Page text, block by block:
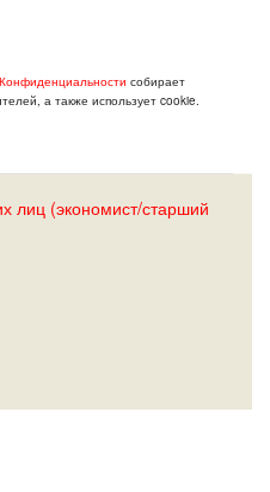
лиц (экономист/старший
собирает
а также использует cookie.